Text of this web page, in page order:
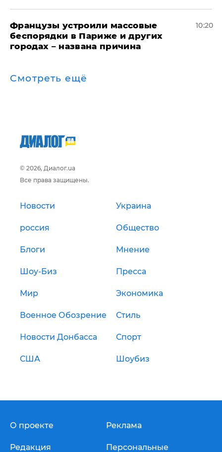
Французы устроили массовые
беспорядки в Париже и других
городах – названа причина
10:20
Смотреть ещё
© 2026, Диалог.ua
Все права защищены.
Новости Украина
россия Общество
Блоги Мнение
Шоу-Биз Пресса
Мир Экономика
Военное Обозрение Стиль
Новости Донбасса Спорт
США Шоубиз
О проекте
Редакция
Реклама
Персональные